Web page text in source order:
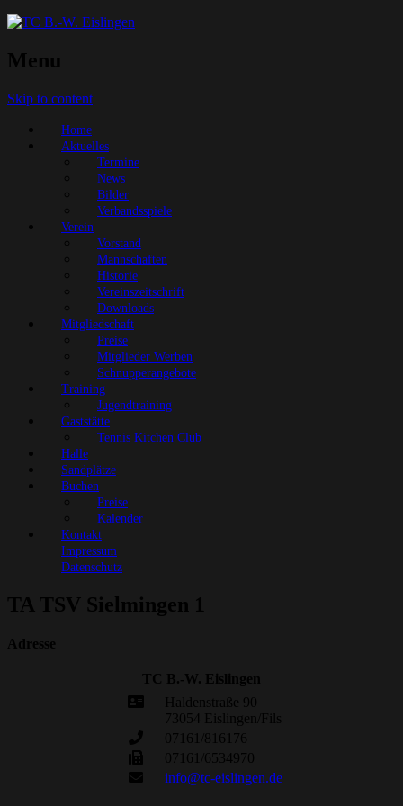
Menu
Skip to content
Home
Aktuelles
Termine
News
Bilder
Verbandsspiele
Verein
Vorstand
Mannschaften
Historie
Vereinszeitschrift
Downloads
Mitgliedschaft
Preise
Mitglieder Werben
Schnupperangebote
Training
Jugendtraining
Gaststätte
Tennis Kitchen Club
Halle
Sandplätze
Buchen
Preise
Kalender
Kontakt
Impressum
Datenschutz
TA TSV Sielmingen 1
Adresse
TC B.-W. Eislingen
Haldenstraße 90
73054 Eislingen/Fils
07161/816176
07161/6534970
info@tc-eislingen.de